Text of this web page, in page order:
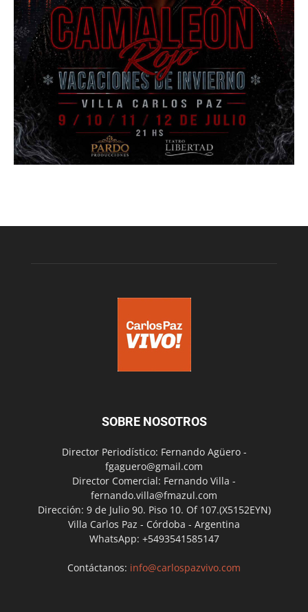
SOBRE NOSOTROS
Director Periodístico: Fernando Agüero -
fgaguero@gmail.com
Director Comercial: Fernando Villa -
fernando.villa@fmazul.com
Dirección: 9 de Julio 90. Piso 10. Of 107.(X5152EYN)
Villa Carlos Paz - Córdoba - Argentina
WhatsApp: +5493541585147
Contáctanos: info@carlospazvivo.com